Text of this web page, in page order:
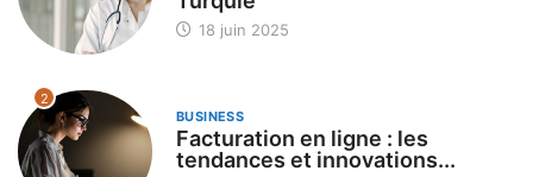
18 juin 2025
2
BUSINESS
Facturation en ligne : les
tendances et innovations...